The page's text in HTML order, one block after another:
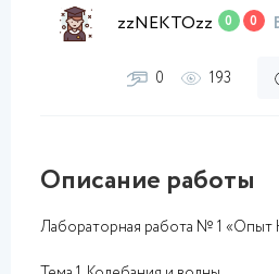
zzNEKTOzz 0 0
0 193
Описание работы
Лабораторная работа № 1 «Опыт